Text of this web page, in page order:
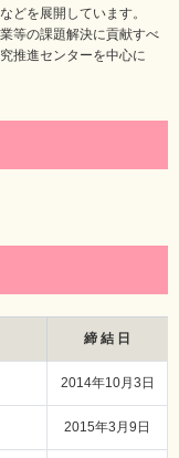
どを展開しています。
等の課題解決に貢献すべ
推進センターを中心に
締 結 日
2014年10月3日
2015年3月9日